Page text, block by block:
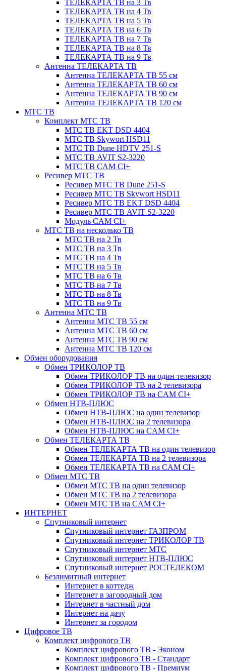
ТЕЛЕКАРТА ТВ на 3 Тв
ТЕЛЕКАРТА ТВ на 4 Тв
ТЕЛЕКАРТА ТВ на 5 Тв
ТЕЛЕКАРТА ТВ на 6 Тв
ТЕЛЕКАРТА ТВ на 7 Тв
ТЕЛЕКАРТА ТВ на 8 Тв
ТЕЛЕКАРТА ТВ на 9 Тв
Антенна ТЕЛЕКАРТА ТВ
Антенна ТЕЛЕКАРТА ТВ 55 см
Антенна ТЕЛЕКАРТА ТВ 60 см
Антенна ТЕЛЕКАРТА ТВ 90 см
Антенна ТЕЛЕКАРТА ТВ 120 см
МТС ТВ
Комплект МТС ТВ
МТС ТВ EKT DSD 4404
МТС ТВ Skywort HSD11
МТС ТВ Dune HDTV 251-S
МТС ТВ AVIT S2-3220
МТС ТВ CAM CI+
Ресивер МТС ТВ
Ресивер МТС ТВ Dune 251-S
Ресивер МТС ТВ Skywort HSD11
Ресивер МТС ТВ EKT DSD 4404
Ресивер МТС ТВ AVIT S2-3220
Модуль CAM CI+
МТС ТВ на несколько ТВ
МТС ТВ на 2 Тв
МТС ТВ на 3 Тв
МТС ТВ на 4 Тв
МТС ТВ на 5 Тв
МТС ТВ на 6 Тв
МТС ТВ на 7 Тв
МТС ТВ на 8 Тв
МТС ТВ на 9 Тв
Антенна МТС ТВ
Антенна МТС ТВ 55 см
Антенна МТС ТВ 60 см
Антенна МТС ТВ 90 см
Антенна МТС ТВ 120 см
Обмен оборудования
Обмен ТРИКОЛОР ТВ
Обмен ТРИКОЛОР ТВ на один телевизор
Обмен ТРИКОЛОР ТВ на 2 телевизора
Обмен ТРИКОЛОР ТВ на CAM CI+
Обмен НТВ-ПЛЮС
Обмен НТВ-ПЛЮС на один телевизор
Обмен НТВ-ПЛЮС на 2 телевизора
Обмен НТВ-ПЛЮС на CAM CI+
Обмен ТЕЛЕКАРТА ТВ
Обмен ТЕЛЕКАРТА ТВ на один телевизор
Обмен ТЕЛЕКАРТА ТВ на 2 телевизора
Обмен ТЕЛЕКАРТА ТВ на CAM CI+
Обмен МТС ТВ
Обмен МТС ТВ на один телевизор
Обмен МТС ТВ на 2 телевизора
Обмен МТС ТВ на CAM CI+
ИНТЕРНЕТ
Спутниковый интернет
Спутниковый интернет ГАЗПРОМ
Спутниковый интернет ТРИКОЛОР ТВ
Спутниковый интернет МТС
Спутниковый интернет НТВ-ПЛЮС
Спутниковый интернет РОСТЕЛЕКОМ
Безлимитный интернет
Интернет в коттедж
Интернет в загородный дом
Интернет в частный дом
Интернет на дачу
Интернет за городом
Цифровое ТВ
Комплект цифрового ТВ
Комплект цифрового ТВ - Эконом
Комплект цифрового ТВ - Стандарт
Комплект цифрового ТВ - Премиум